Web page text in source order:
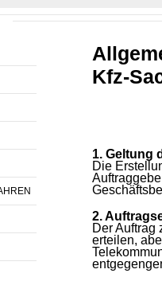
Kfz-
1. Geltung
Die
2.
Der Auftrag
erteilen,